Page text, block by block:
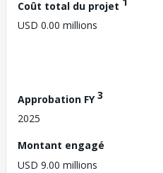
Coût total du projet
USD 0.00 millions
Approbation FY3
2025
Montant engagé
USD 9.00 millions